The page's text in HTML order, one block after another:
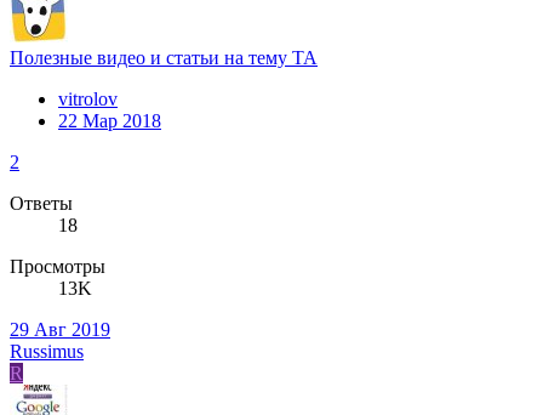
Полезные видео и статьи на тему ТА
vitrolov
22 Мар 2018
2
Ответы
18
Просмотры
13K
29 Авг 2019
Russimus
R